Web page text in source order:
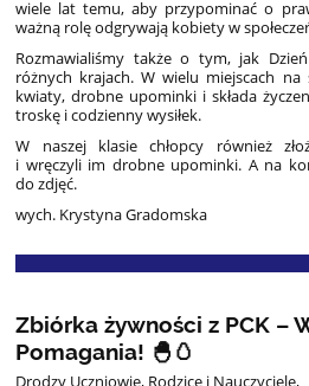
wiele lat temu, aby przypominać o
ważną rolę odgrywają kobiety w
Rozmawialiśmy także o tym, jak
różnych krajach. W wielu miejscach na
kwiaty, drobne upominki i składa
troskę i codzienny wysiłek.
W naszej klasie chłopcy również
i wręczyli im drobne upominki. A na
do zdjęć.
wych. Krystyna Gradomska
Zbiórka żywności z PCK –
Pomagania! 🐣🥚
Drodzy Uczniowie, Rodzice i Nauczyciele,